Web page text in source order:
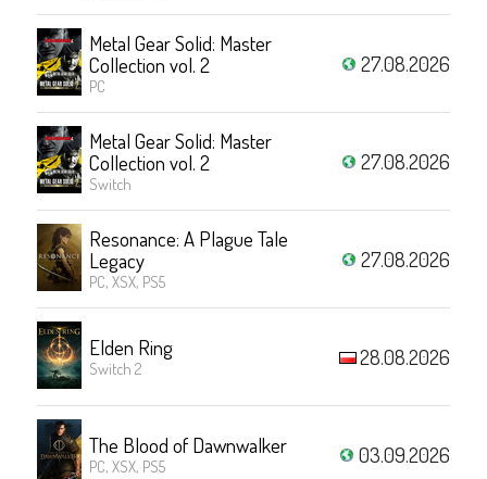
Metal Gear Solid: Master
Collection vol. 2
PC
27.08.2026
Metal Gear Solid: Master
Collection vol. 2
Switch
27.08.2026
Resonance: A Plague Tale
Legacy
PC, XSX, PS5
27.08.2026
Elden Ring
Switch 2 28.08.2026
The Blood of Dawnwalker
PC, XSX, PS5 03.09.2026